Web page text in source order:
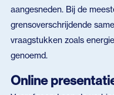
aangesneden. Bij de
grensoverschrijdende
vraagstukken zoals
genoemd.
Online